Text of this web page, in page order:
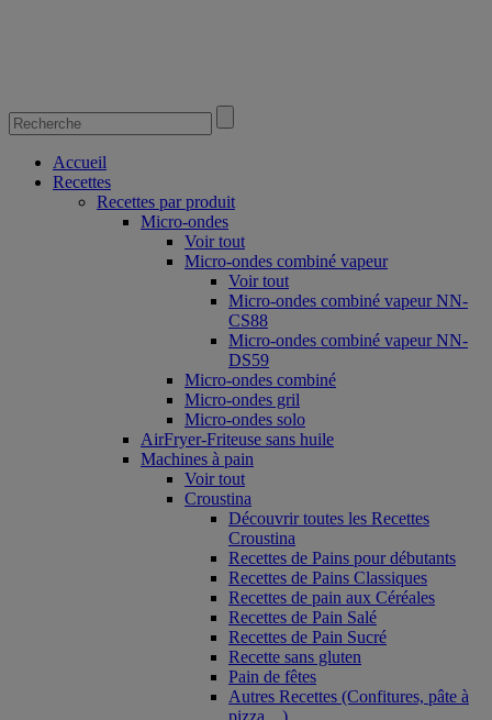
Accueil
Recettes
Recettes par produit
Micro-ondes
Voir tout
Micro-ondes combiné vapeur
Voir tout
Micro-ondes combiné vapeur NN-
CS88
Micro-ondes combiné vapeur NN-
DS59
Micro-ondes combiné
Micro-ondes gril
Micro-ondes solo
AirFryer-Friteuse sans huile
Machines à pain
Voir tout
Croustina
Découvrir toutes les Recettes
Croustina
Recettes de Pains pour débutants
Recettes de Pains Classiques
Recettes de pain aux Céréales
Recettes de Pain Salé
Recettes de Pain Sucré
Recette sans gluten
Pain de fêtes
Autres Recettes (Confitures, pâte à
pizza…)